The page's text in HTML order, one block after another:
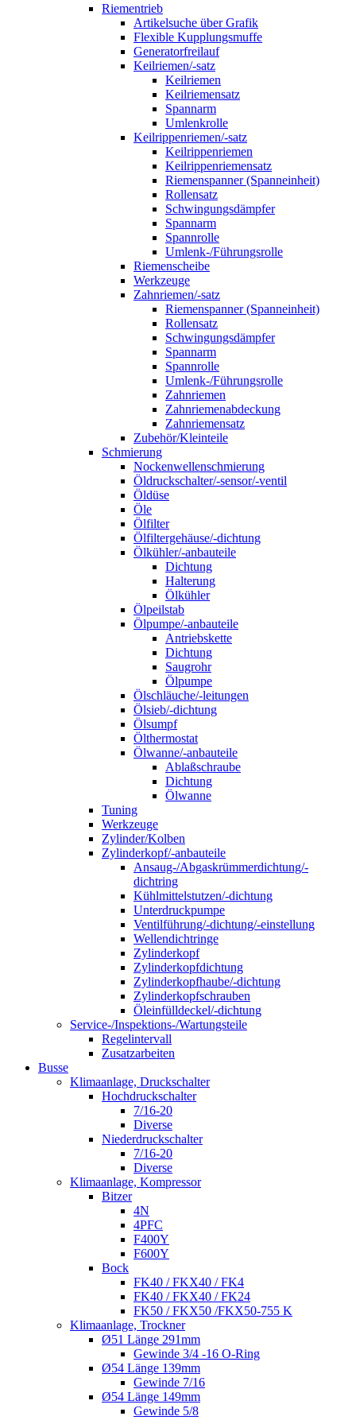
Riementrieb
Artikelsuche über Grafik
Flexible Kupplungsmuffe
Generatorfreilauf
Keilriemen/-satz
Keilriemen
Keilriemensatz
Spannarm
Umlenkrolle
Keilrippenriemen/-satz
Keilrippenriemen
Keilrippenriemensatz
Riemenspanner (Spanneinheit)
Rollensatz
Schwingungsdämpfer
Spannarm
Spannrolle
Umlenk-/Führungsrolle
Riemenscheibe
Werkzeuge
Zahnriemen/-satz
Riemenspanner (Spanneinheit)
Rollensatz
Schwingungsdämpfer
Spannarm
Spannrolle
Umlenk-/Führungsrolle
Zahnriemen
Zahnriemenabdeckung
Zahnriemensatz
Zubehör/Kleinteile
Schmierung
Nockenwellenschmierung
Öldruckschalter/-sensor/-ventil
Öldüse
Öle
Ölfilter
Ölfiltergehäuse/-dichtung
Ölkühler/-anbauteile
Dichtung
Halterung
Ölkühler
Ölpeilstab
Ölpumpe/-anbauteile
Antriebskette
Dichtung
Saugrohr
Ölpumpe
Ölschläuche/-leitungen
Ölsieb/-dichtung
Ölsumpf
Ölthermostat
Ölwanne/-anbauteile
Ablaßschraube
Dichtung
Ölwanne
Tuning
Werkzeuge
Zylinder/Kolben
Zylinderkopf/-anbauteile
Ansaug-/Abgaskrümmerdichtung/-
dichtring
Kühlmittelstutzen/-dichtung
Unterdruckpumpe
Ventilführung/-dichtung/-einstellung
Wellendichtringe
Zylinderkopf
Zylinderkopfdichtung
Zylinderkopfhaube/-dichtung
Zylinderkopfschrauben
Öleinfülldeckel/-dichtung
Service-/Inspektions-/Wartungsteile
Regelintervall
Zusatzarbeiten
Busse
Klimaanlage, Druckschalter
Hochdruckschalter
7/16-20
Diverse
Niederdruckschalter
7/16-20
Diverse
Klimaanlage, Kompressor
Bitzer
4N
4PFC
F400Y
F600Y
Bock
FK40 / FKX40 / FK4
FK40 / FKX40 / FK24
FK50 / FKX50 /FKX50-755 K
Klimaanlage, Trockner
Ø51 Länge 291mm
Gewinde 3/4 -16 O-Ring
Ø54 Länge 139mm
Gewinde 7/16
Ø54 Länge 149mm
Gewinde 5/8